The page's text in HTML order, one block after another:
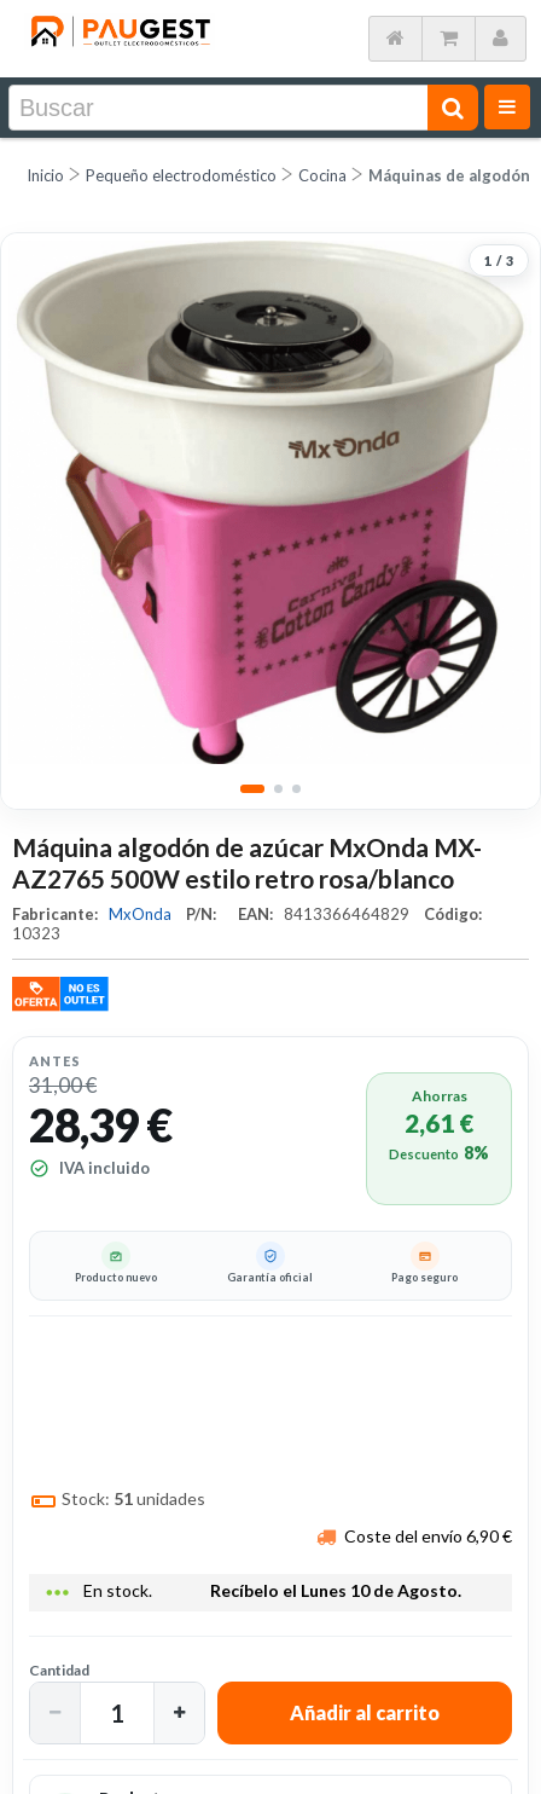
Inicio Pequeño electrodoméstico Cocina Máquinas de algodón
1 / 3
Máquina algodón de azúcar MxOnda MX-
AZ2765 500W estilo retro rosa/blanco
Fabricante: MxOnda P/N: EAN: 8413366464829 Código:
10323
ANTES
31,00 €
28,39 €
IVA incluido
Ahorras
2,61 €
Descuento 8%
Producto nuevo Garantía oficial Pago seguro
Stock: 51unidades
Coste del envío 6,90 €
more_horiz En stock. Recíbelo el Lunes 10 de Agosto.
Cantidad